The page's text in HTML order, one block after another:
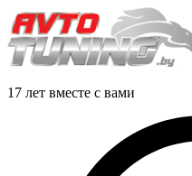
17 лет вместе с вами